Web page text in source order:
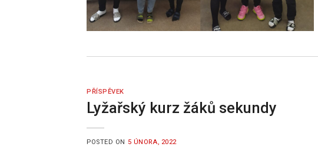
PŘÍSPĚVEK
Lyžařský kurz žáků sekundy
POSTED ON 5 ÚNORA, 2022